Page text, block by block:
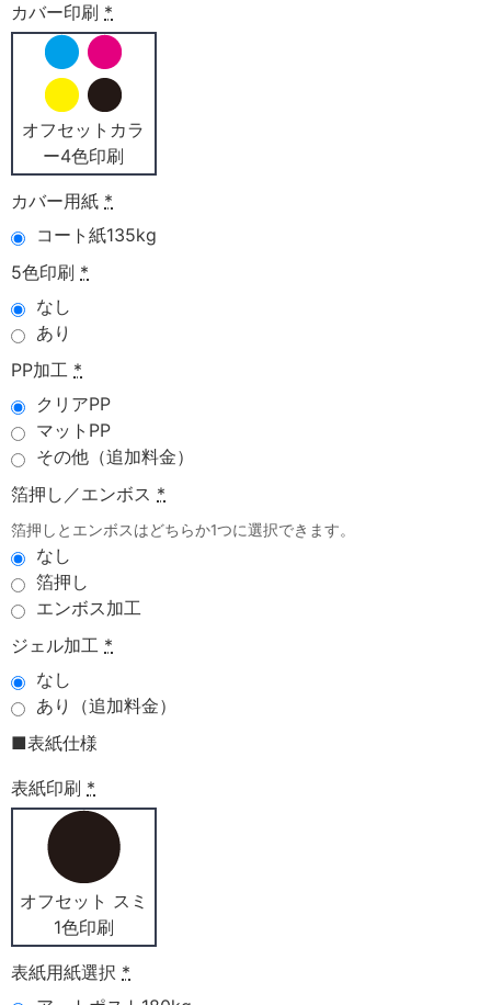
カバー印刷 *
オフセットカラ
ー4色印刷
カバー用紙 *
コート紙135kg
5色印刷 *
なし
あり
PP加工 *
クリアPP
マットPP
その他（追加料金）
箔押し／エンボス *
箔押しとエンボスはどちらか1つに選択できます。
なし
箔押し
エンボス加工
ジェル加工 *
なし
あり（追加料金）
■表紙仕様
表紙印刷 *
オフセット スミ
1色印刷
表紙用紙選択 *